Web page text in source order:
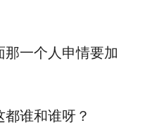
一个人申情要加
谁和谁呀？